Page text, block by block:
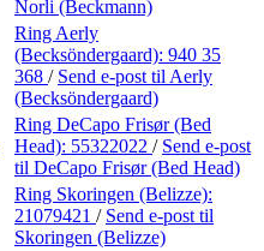
Norli (Beckmann)
Ring Aerly
(Becksöndergaard): 940 35
368 / Send e-post til Aerly
(Becksöndergaard)
Ring DeCapo Frisør (Bed
Head): 55322022 / Send e-post
til DeCapo Frisør (Bed Head)
Ring Skoringen (Belizze):
21079421 / Send e-post til
Skoringen (Belizze)